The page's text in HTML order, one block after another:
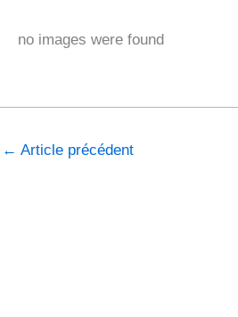
no images were found
← Article précédent